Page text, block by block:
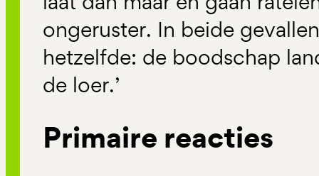
ongeruster. In beide
hetzelfde: de boodschap
de loer.’
Primaire reacties